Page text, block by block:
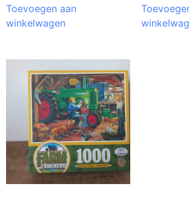
Toevoegen aan
winkelwagen